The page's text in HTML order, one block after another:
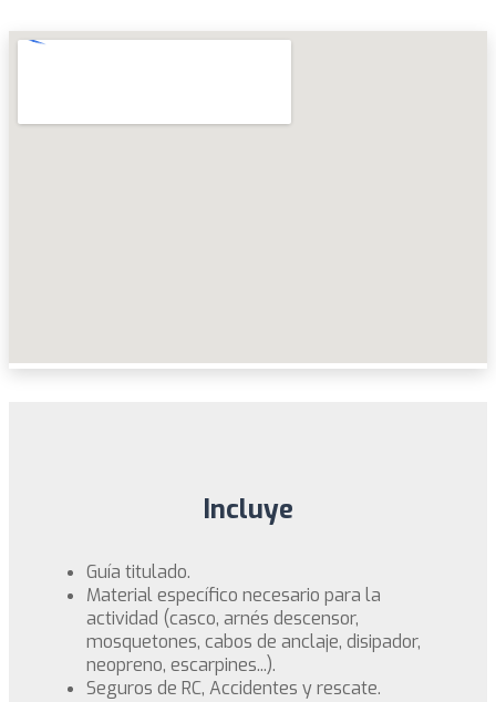
Incluye
Guía titulado.
Material específico necesario para la
actividad (casco, arnés descensor,
mosquetones, cabos de anclaje, disipador,
neopreno, escarpines...).
Seguros de RC, Accidentes y rescate.